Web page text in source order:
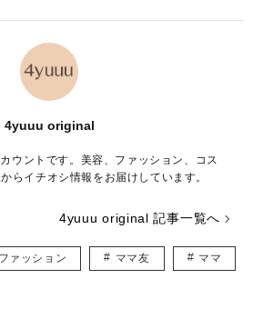
4yuuu original
ウントです。美容、ファッション、コス
らイチオシ情報をお届けしています。
4yuuu original 記事一覧へ
ファッション ママ友 ママ